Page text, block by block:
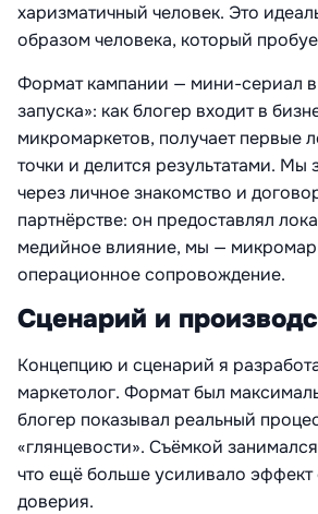
харизматичный человек. Это
образом человека, который
Формат кампании — мини-сериал в
запуска»: как блогер входит в
микромаркетов, получает первые
точки и делится результатами. Мы
через личное знакомство и
партнёрстве: он предоставлял
медийное влияние, мы —
операционное сопровождение.
Сценарий и
Концепцию и сценарий я
маркетолог. Формат был
блогер показывал реальный
«глянцевости». Съёмкой
что ещё больше усиливало эффект
доверия.